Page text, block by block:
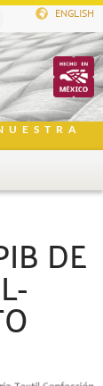
ENGLISH
DE